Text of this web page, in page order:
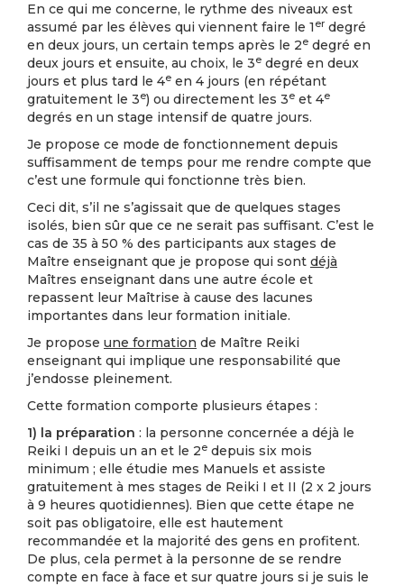
En ce qui me concerne, le rythme des niveaux est
assumé par les élèves qui viennent faire le 1 er degré
en deux jours, un certain temps après le 2e degré en
deux jours et ensuite, au choix, le 3e degré en deux
jours et plus tard le 4e en 4 jours (en répétant
gratuitement le 3e) ou directement les 3e et 4e
degrés en un stage intensif de quatre jours.
Je propose ce mode de fonctionnement depuis
suffisamment de temps pour me rendre compte que
c’est une formule qui fonctionne très bien.
Ceci dit, s’il ne s’agissait que de quelques stages
isolés, bien sûr que ce ne serait pas suffisant. C’est le
cas de 35 à 50 % des participants aux stages de
Maître enseignant que je propose qui sont déjà
Maîtres enseignant dans une autre école et
repassent leur Maîtrise à cause des lacunes
importantes dans leur formation initiale.
Je propose une formation de Maître Reiki
enseignant qui implique une responsabilité que
j’endosse pleinement.
Cette formation comporte plusieurs étapes :
1) la préparation : la personne concernée a déjà le
Reiki I depuis un an et le 2e depuis six mois
minimum ; elle étudie mes Manuels et assiste
gratuitement à mes stages de Reiki I et II (2 x 2 jours
à 9 heures quotidiennes). Bien que cette étape ne
soit pas obligatoire, elle est hautement
recommandée et la majorité des gens en profitent.
De plus, cela permet à la personne de se rendre
compte en face à face et sur quatre jours si je suis le